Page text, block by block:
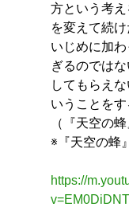
方という考
を変えて続
いじめに加
ぎるのでは
してもらえ
いうことをす
（『天空の
※『天空の蜂
https://